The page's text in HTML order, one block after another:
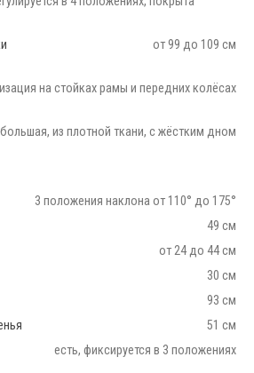
от 99 до 109 см
на стойках рамы и передних колёсах
большая, из плотной ткани, с жёстким дном
3 положения наклона от 110° до 175°
49 см
от 24 до 44 см
30 см
93 см
51 см
есть, фиксируется в 3 положениях